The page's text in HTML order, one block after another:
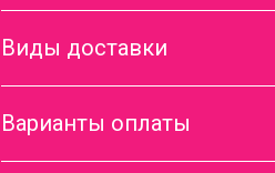
Виды доставки
Варианты оплаты